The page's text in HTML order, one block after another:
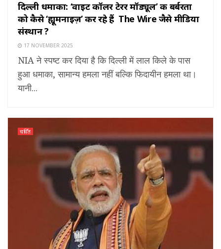
दिल्ली धमाका: ‘वाइट कॉलर टेरर मॉड्यूल’ की बर्बरता
को कैसे ‘ह्यूमनाइज़’ कर रहे हैं The Wire जैसे मीडिया
संस्थान ?
17 NOVEMBER 2025
NIA ने स्पष्ट कर दिया है कि दिल्ली में लाल किले के पास
हुआ धमाका, सामान्य हमला नहीं बल्कि फिदायीन हमला था।
यानी...
चर्चित